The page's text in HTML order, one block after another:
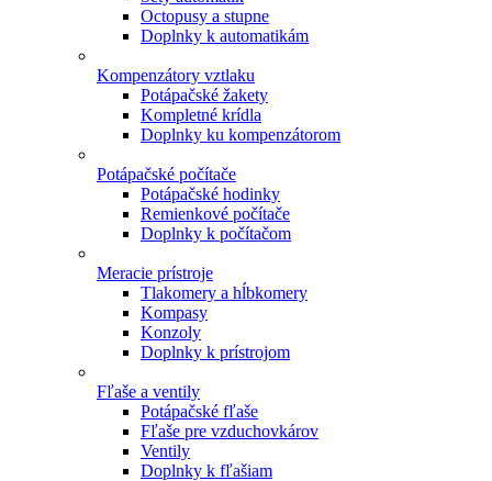
Octopusy a stupne
Doplnky k automatikám
Kompenzátory vztlaku
Potápačské žakety
Kompletné krídla
Doplnky ku kompenzátorom
Potápačské počítače
Potápačské hodinky
Remienkové počítače
Doplnky k počítačom
Meracie prístroje
Tlakomery a hĺbkomery
Kompasy
Konzoly
Doplnky k prístrojom
Fľaše a ventily
Potápačské fľaše
Fľaše pre vzduchovkárov
Ventily
Doplnky k fľašiam